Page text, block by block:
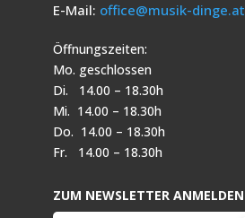
E-Mail: office@musik-dinge.at
Öffnungszeiten:
Mo. geschlossen
Di. 14.00 – 18.30h
Mi. 14.00 – 18.30h
Do. 14.00 – 18.30h
Fr. 14.00 – 18.30h
ZUM NEWSLETTER ANMELDEN